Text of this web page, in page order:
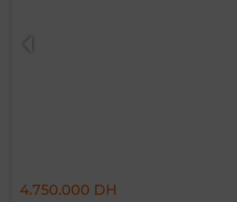
4.750.000 DH